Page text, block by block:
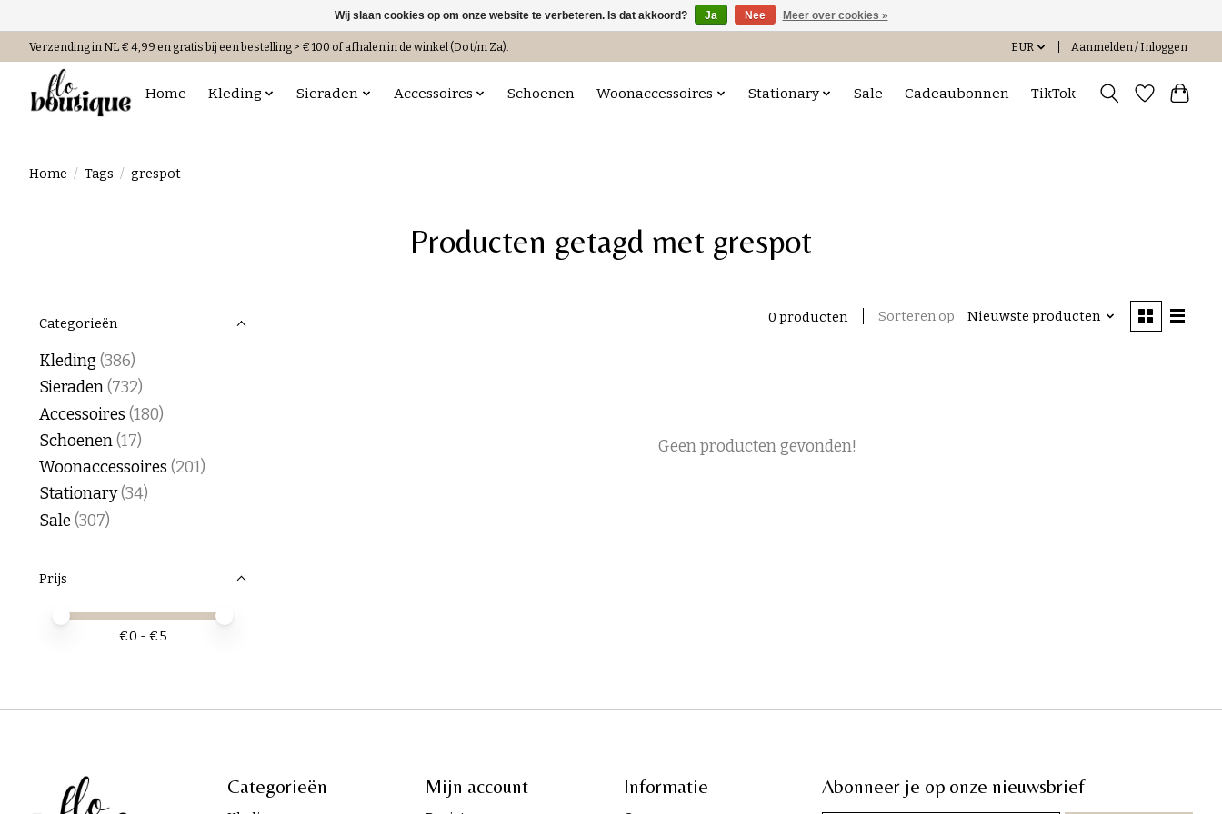
Verzending in NL € 4,99 en gratis bij een bestelling > € 100 of afhalen in de winkel (Do t/m Za). EUR Aanmelden / Inloggen
Home Kleding Sieraden Accessoires Schoenen Woonaccessoires Stationary Sale Cadeaubonnen TikTok
Home / Tags / grespot
Producten getagd met grespot
Categorieën
Kleding(386)
Sieraden(732)
Accessoires (180)
Schoenen(17)
Woonaccessoires (201)
Stationary(34)
Sale(307)
Prijs
Minimale prijswaarde
Price maximum value
€0 - €5
0 producten Sorteren op Nieuwste producten
Geen producten gevonden!
Categorieën Mijn account Informatie Abonneer je op onze nieuwsbrief
Wij slaan cookies op om onze website te verbeteren. Is dat akkoord? Ja Nee Meer over cookies »